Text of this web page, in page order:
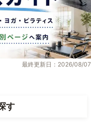
最終更新日：2026/08/07
す